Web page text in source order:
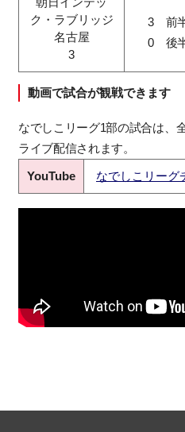
ク・ラブリッジ
名古屋
3
3 前
0 後
動画で試合が観戦できます
なでしこリーグ1部の試合は、
ライブ配信されます。
YouTube なでしこリーグ